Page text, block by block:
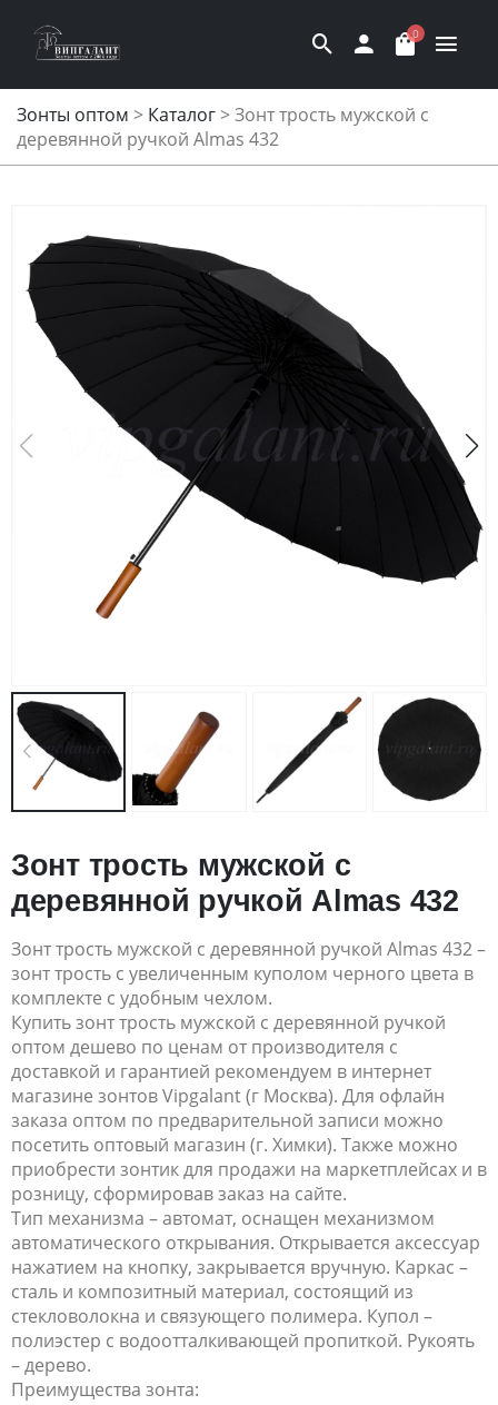
0
Зонты оптом > Каталог>Зонт трость мужской с
деревянной ручкой Almas 432
Зонт трость мужской с
деревянной ручкой Almas 432
Зонт трость мужской с деревянной ручкой Almas 432 –
зонт трость с увеличенным куполом черного цвета в
комплекте с удобным чехлом.
Купить зонт трость мужской с деревянной ручкой
оптом дешево по ценам от производителя с
доставкой и гарантией рекомендуем в интернет
магазине зонтов Vipgalant (г Москва). Для офлайн
заказа оптом по предварительной записи можно
посетить оптовый магазин (г. Химки). Также можно
приобрести зонтик для продажи на маркетплейсах и в
розницу, сформировав заказ на сайте.
Тип механизма – автомат, оснащен механизмом
автоматического открывания. Открывается аксессуар
нажатием на кнопку, закрывается вручную. Каркас –
сталь и композитный материал, состоящий из
стекловолокна и связующего полимера. Купол –
полиэстер с водоотталкивающей пропиткой. Рукоять
– дерево.
Преимущества зонта: